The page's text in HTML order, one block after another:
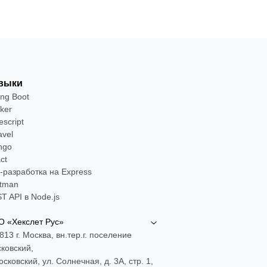
Boot
разработка на Express
API в Node.js
«Хекслет Рус»
г. Москва, вн.тер.г. поселение
ул. Солнечная, д. 3А, стр. 1,